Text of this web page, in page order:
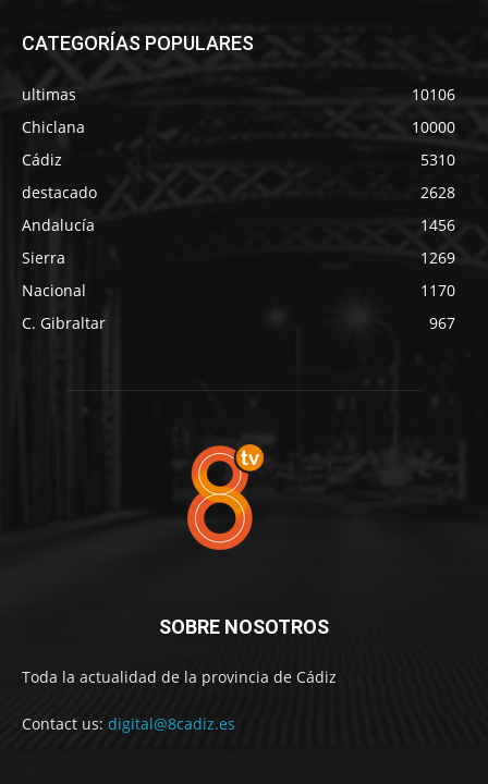
CATEGORÍAS POPULARES
ultimas
10106
Chiclana
10000
Cádiz
5310
destacado
2628
Andalucía
1456
Sierra
1269
Nacional
1170
C. Gibraltar
967
SOBRE NOSOTROS
Toda la actualidad de la provincia de Cádiz
Contact us: digital@8cadiz.es